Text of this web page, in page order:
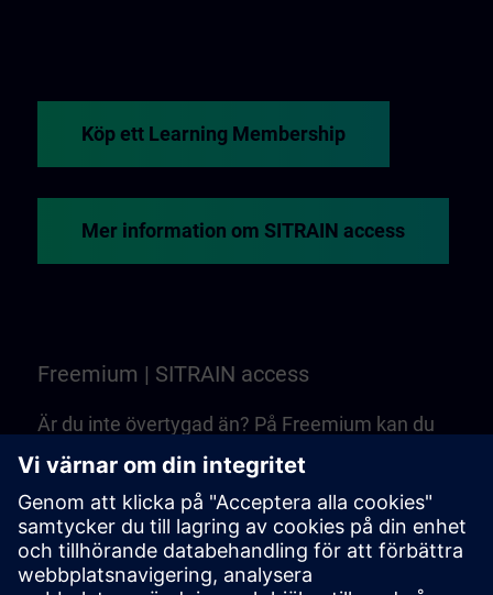
Köp ett Learning Membership
Mer information om SITRAIN access
Freemium | SITRAIN access
Är du inte övertygad än? På Freemium kan du
bekanta dig med utvalda webbaserade
utbildningar och kurser från SITRAIN access.
Det är helt gratis – du behöver inget Learning
Membership!